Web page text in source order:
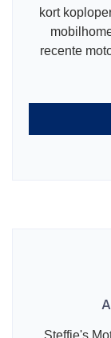
kort
recente
Steffie's